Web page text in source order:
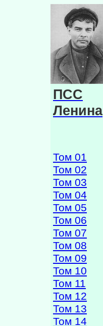
ПСС
Ленина
Том 01
Том 02
Том 03
Том 04
Том 05
Том 06
Том 07
Том 08
Том 09
Том 10
Том 11
Том 12
Том 13
Том 14